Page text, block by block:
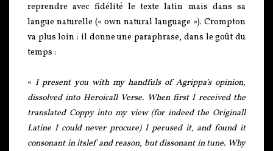
reprendre avec fidélité le texte latin mais dans sa
langue naturelle (« own natural language »). Crompton
va plus loin : il donne une paraphrase, dans le goût du
temps :
« I present you with my handfuls of Agrippa’s opinion,
dissolved into Heroicall Verse. When first I received the
translated Coppy into my view (for indeed the Originall
Latine I could never procure) I perused it, and found it
consonant in itslef and reason, but dissonant in tune. Why